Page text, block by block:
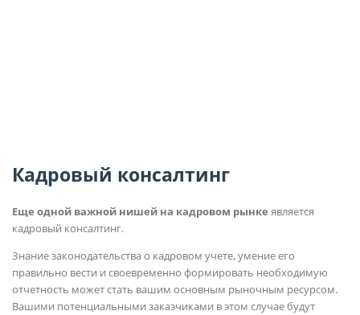
Кадровый консалтинг
Еще одной важной нишей на кадровом рынке является
кадровый консалтинг.
Знание законодательства о кадровом учете, умение его
правильно вести и своевременно формировать необходимую
отчетность может стать вашим основным рыночным ресурсом.
Вашими потенциальными заказчиками в этом случае будут